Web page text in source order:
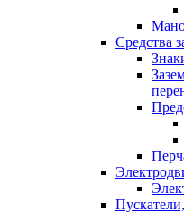
Средства